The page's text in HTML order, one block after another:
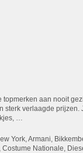
topmerken aan nooit
sterk verlaagde prijzen.
…
York, Armani,
Nationale,